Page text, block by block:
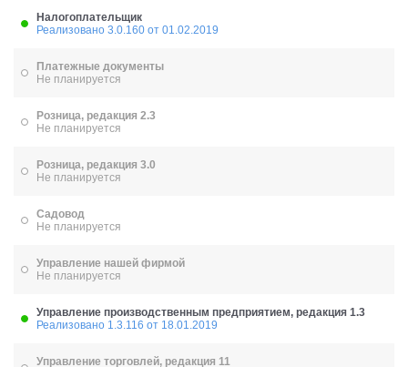
Налогоплательщик
Реализовано 3.0.160 от 01.02.2019
Платежные документы
Не планируется
Розница, редакция 2.3
Не планируется
Розница, редакция 3.0
Не планируется
Садовод
Не планируется
Управление нашей фирмой
Не планируется
Управление производственным предприятием, редакция 1.3
Реализовано 1.3.116 от 18.01.2019
Управление торговлей, редакция 11